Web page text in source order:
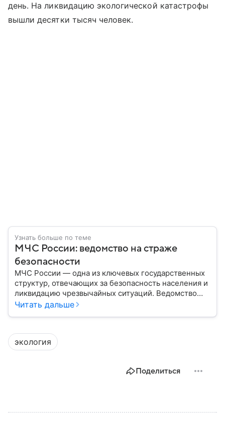
день. На ликвидацию экологической катастрофы
вышли десятки тысяч человек.
Узнать больше по теме
МЧС России: ведомство на страже
безопасности
МЧС России — одна из ключевых государственных
структур, отвечающих за безопасность населения и
ликвидацию чрезвычайных ситуаций. Ведомство
играет важную роль в защите граждан от
представляет собой МЧС, как оно устроено, какие
задачи выполняет и какую роль играет в
современной России.
Читать дальше
экология
Поделиться